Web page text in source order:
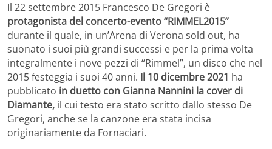
Il 22 settembre 2015 Francesco De Gregori è
protagonista del concerto-evento “RIMMEL2015”
durante il quale, in un’Arena di Verona sold out, ha
suonato i suoi più grandi successi e per la prima volta
integralmente i nove pezzi di “Rimmel”, un disco che nel
2015 festeggia i suoi 40 anni. Il 10 dicembre 2021 ha
pubblicato in duetto con Gianna Nannini la cover di
Diamante, il cui testo era stato scritto dallo stesso De
Gregori, anche se la canzone era stata incisa
originariamente da Fornaciari.